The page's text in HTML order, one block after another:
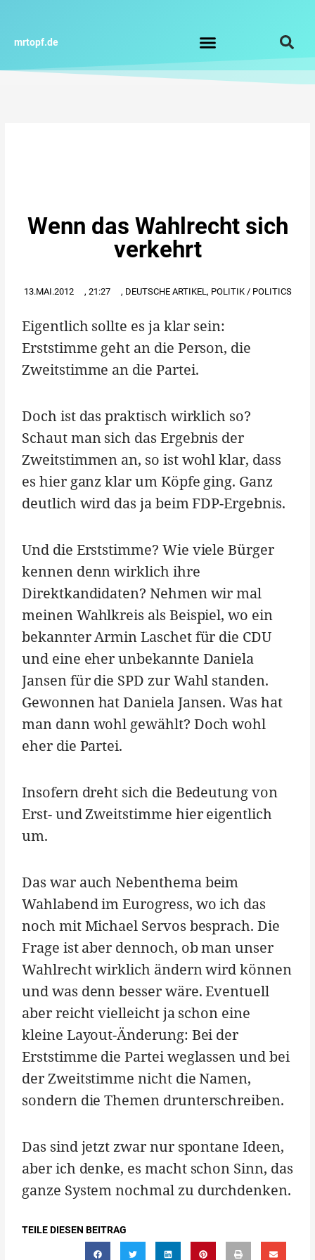
springen
mrtopf.de
Wenn das Wahlrecht sich
verkehrt
13.MAI.2012 , 21:27 , DEUTSCHE ARTIKEL, POLITIK / POLITICS
Eigentlich sollte es ja klar sein:
Erststimme geht an die Person, die
Zweitstimme an die Partei.
Doch ist das praktisch wirklich so?
Schaut man sich das Ergebnis der
Zweitstimmen an, so ist wohl klar, dass
es hier ganz klar um Köpfe ging. Ganz
deutlich wird das ja beim FDP-Ergebnis.
Und die Erststimme? Wie viele Bürger
kennen denn wirklich ihre
Direktkandidaten? Nehmen wir mal
meinen Wahlkreis als Beispiel, wo ein
bekannter Armin Laschet für die CDU
und eine eher unbekannte Daniela
Jansen für die SPD zur Wahl standen.
Gewonnen hat Daniela Jansen. Was hat
man dann wohl gewählt? Doch wohl
eher die Partei.
Insofern dreht sich die Bedeutung von
Erst- und Zweitstimme hier eigentlich
um.
Das war auch Nebenthema beim
Wahlabend im Eurogress, wo ich das
noch mit Michael Servos besprach. Die
Frage ist aber dennoch, ob man unser
Wahlrecht wirklich ändern wird können
und was denn besser wäre. Eventuell
aber reicht vielleicht ja schon eine
kleine Layout-Änderung: Bei der
Erststimme die Partei weglassen und bei
der Zweitstimme nicht die Namen,
sondern die Themen drunterschreiben.
Das sind jetzt zwar nur spontane Ideen,
aber ich denke, es macht schon Sinn, das
ganze System nochmal zu durchdenken.
TEILE DIESEN BEITRAG